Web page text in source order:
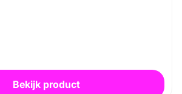
Bekijk product